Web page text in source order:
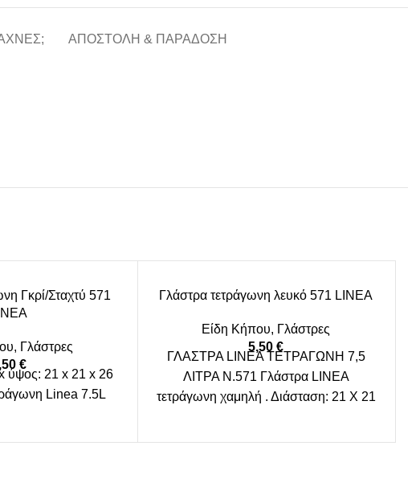
ΑΠΟΣΤΟΛΉ & ΠΑΡΆΔΟΣΗ
Γκρί/Σταχτύ 571
, Γλάστρες
€
ύψος: 21 x 21 x 26
Linea 7.5L
Γλάστρα τετράγωνη λευκό 571 LINEA
Είδη Κήπου, Γλάστρες
5,50€
ΓΛΑΣΤΡΑ LINEA ΤΕΤΡΑΓΩΝΗ 7,5
ΛΙΤΡΑ Ν.571 Γλάστρα LINEA
τετράγωνη χαμηλή . Διάσταση: 21 Χ 21